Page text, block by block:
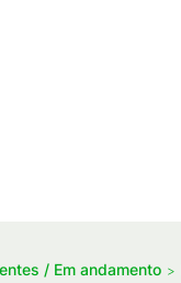
/ Em andamento